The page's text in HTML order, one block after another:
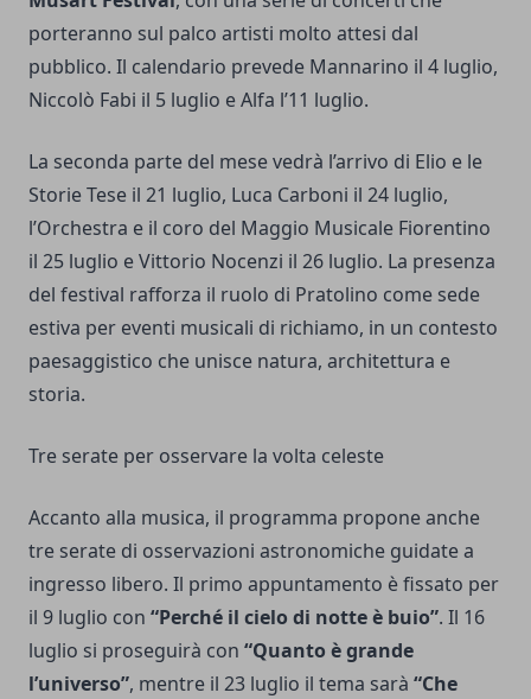
porteranno sul palco artisti molto attesi dal
pubblico. Il calendario prevede Mannarino il 4 luglio,
Niccolò Fabi il 5 luglio e Alfa l’11 luglio.
La seconda parte del mese vedrà l’arrivo di Elio e le
Storie Tese il 21 luglio, Luca Carboni il 24 luglio,
l’Orchestra e il coro del Maggio Musicale Fiorentino
il 25 luglio e Vittorio Nocenzi il 26 luglio. La presenza
del festival rafforza il ruolo di Pratolino come sede
estiva per eventi musicali di richiamo, in un contesto
paesaggistico che unisce natura, architettura e
storia.
Tre serate per osservare la volta celeste
Accanto alla musica, il programma propone anche
tre serate di osservazioni astronomiche guidate a
ingresso libero. Il primo appuntamento è fissato per
il 9 luglio con “Perché il cielo di notte è buio”. Il 16
luglio si proseguirà con “Quanto è grande
l’universo”, mentre il 23 luglio il tema sarà “Che